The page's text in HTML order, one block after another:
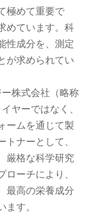
極めて重要で
めています。科
性成分を、測定
が求められてい
株式会社（略称
ヤーではなく、
ームを通じて製
ナーとして、
厳格な科学研究
ーチにより、
最高の栄養成分
す。